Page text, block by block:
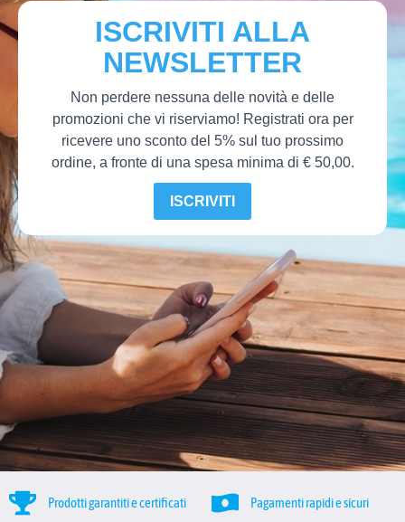
ISCRIVITI ALLA
NEWSLETTER
Non perdere nessuna delle novità e delle
promozioni che vi riserviamo! Registrati ora per
ricevere uno sconto del 5% sul tuo prossimo
ordine, a fronte di una spesa minima di € 50,00.
ISCRIVITI
Prodotti garantiti e certificati Pagamenti rapidi e sicuri